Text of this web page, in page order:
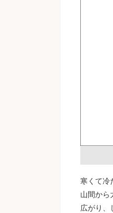
寒くて冷
山間から
広がり、